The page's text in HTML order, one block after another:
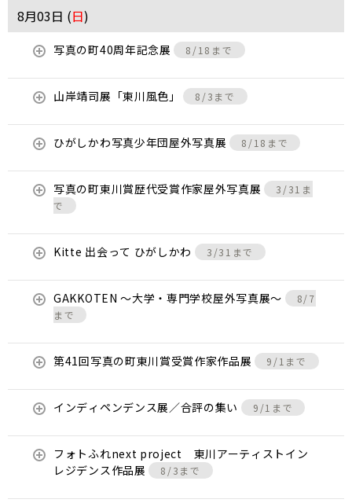
8月03日 (日)
写真の町40周年記念展 8/18まで
山岸靖司展「東川風色」 8/3まで
ひがしかわ写真少年団屋外写真展 8/18まで
写真の町東川賞歴代受賞作家屋外写真展
3/31ま
で
Kitte 出会って ひがしかわ 3/31まで
GAKKOTEN ～大学・専門学校屋外写真展～
8/7
まで
第41回写真の町東川賞受賞作家作品展 9/1まで
インディペンデンス展／合評の集い 9/1まで
フォトふれnext project 東川アーティストイン
レジデンス作品展
8/3まで